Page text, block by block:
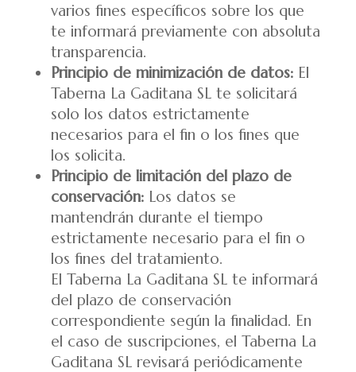
varios fines específicos sobre los que
te informará previamente con absoluta
transparencia.
Principio de minimización de datos:El
Taberna La Gaditana SL te solicitará
solo los datos estrictamente
necesarios para el fin o los fines que
los solicita.
Principio de limitación del plazo de
conservación:Los datos se
mantendrán durante el tiempo
estrictamente necesario para el fin o
los fines del tratamiento.
El Taberna La Gaditana SL te informará
del plazo de conservación
correspondiente según la finalidad. En
el caso de suscripciones, el Taberna La
Gaditana SL revisará periódicamente